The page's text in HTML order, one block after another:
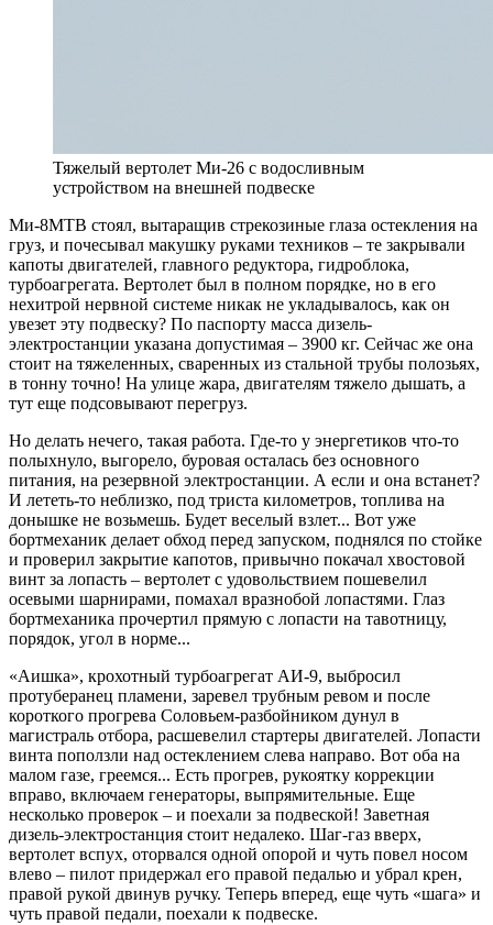
Тяжелый вертолет Ми-26 с водосливным
устройством на внешней подвеске
Ми-8МТВ стоял, вытаращив стрекозиные глаза остекления на
груз, и почесывал макушку руками техников – те закрывали
капоты двигателей, главного редуктора, гидроблока,
турбоагрегата. Вертолет был в полном порядке, но в его
нехитрой нервной системе никак не укладывалось, как он
увезет эту подвеску? По паспорту масса дизель-
электростанции указана допустимая – 3900 кг. Сейчас же она
стоит на тяжеленных, сваренных из стальной трубы полозьях,
в тонну точно! На улице жара, двигателям тяжело дышать, а
тут еще подсовывают перегруз.
Но делать нечего, такая работа. Где-то у энергетиков что-то
полыхнуло, выгорело, буровая осталась без основного
питания, на резервной электростанции. А если и она встанет?
И лететь-то неблизко, под триста километров, топлива на
донышке не возьмешь. Будет веселый взлет... Вот уже
бортмеханик делает обход перед запуском, поднялся по стойке
и проверил закрытие капотов, привычно покачал хвостовой
винт за лопасть – вертолет с удовольствием пошевелил
осевыми шарнирами, помахал вразнобой лопастями. Глаз
бортмеханика прочертил прямую с лопасти на тавотницу,
порядок, угол в норме...
«Аишка», крохотный турбоагрегат АИ-9, выбросил
протуберанец пламени, заревел трубным ревом и после
короткого прогрева Соловьем-разбойником дунул в
магистраль отбора, расшевелил стартеры двигателей. Лопасти
винта поползли над остеклением слева направо. Вот оба на
малом газе, греемся... Есть прогрев, рукоятку коррекции
вправо, включаем генераторы, выпрямительные. Еще
несколько проверок – и поехали за подвеской! Заветная
дизель-электростанция стоит недалеко. Шаг-газ вверх,
вертолет вспух, оторвался одной опорой и чуть повел носом
влево – пилот придержал его правой педалью и убрал крен,
правой рукой двинув ручку. Теперь вперед, еще чуть «шага» и
чуть правой педали, поехали к подвеске.